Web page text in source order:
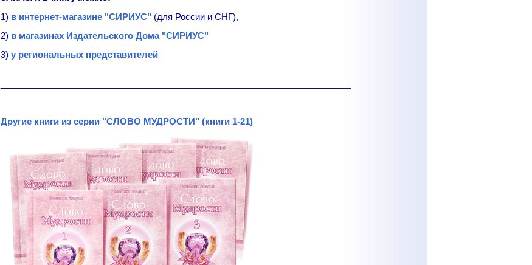
1) в интернет-магазине "СИРИУС" (для России и СНГ),
2) в магазинах Издательского Дома "СИРИУС"
3) у региональных представителей
Другие книги из серии "СЛОВО МУДРОСТИ" (книги 1-21)